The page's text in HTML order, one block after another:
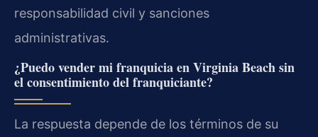
responsabilidad civil y sanciones
administrativas.
¿Puedo vender mi franquicia en Virginia Beach sin
el consentimiento del franquiciante?
La respuesta depende de los términos de su